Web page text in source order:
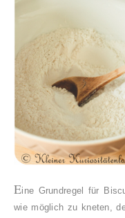
Eine Grundregel für
wie möglich zu kneten,